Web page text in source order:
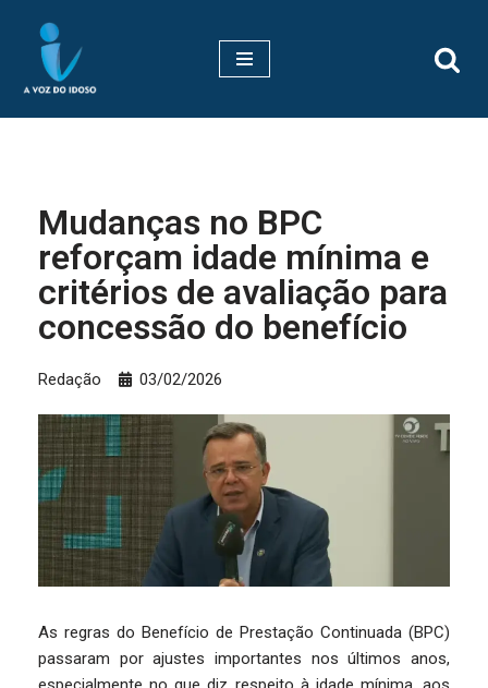
Pular
para
Mudanças no BPC
reforçam idade mínima e
critérios de avaliação para
concessão do benefício
Redação 03/02/2026
As regras do Benefício de Prestação Continuada (BPC)
passaram por ajustes importantes nos últimos anos,